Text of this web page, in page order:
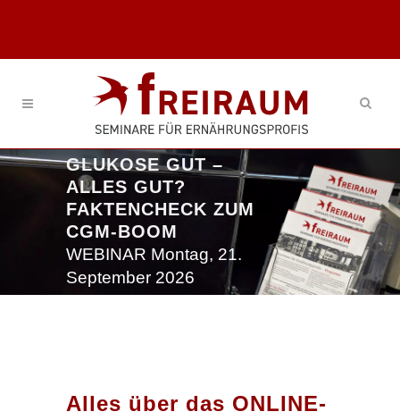
GLUKOSE GUT –
ALLES GUT?
FAKTENCHECK ZUM
CGM-BOOM
WEBINAR Montag, 21.
September 2026
Alles über das ONLINE-